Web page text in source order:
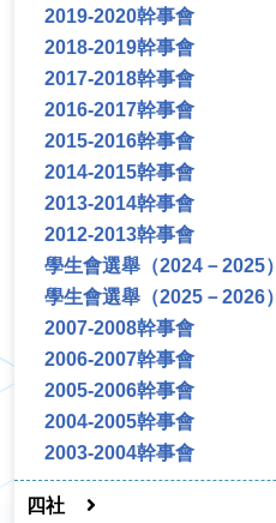
2019-2020幹事會
2018-2019幹事會
2017-2018幹事會
2016-2017幹事會
2015-2016幹事會
2014-2015幹事會
2013-2014幹事會
2012-2013幹事會
學生會選舉（2024－2025）
學生會選舉（2025－2026）
2007-2008幹事會
2006-2007幹事會
2005-2006幹事會
2004-2005幹事會
2003-2004幹事會
四社